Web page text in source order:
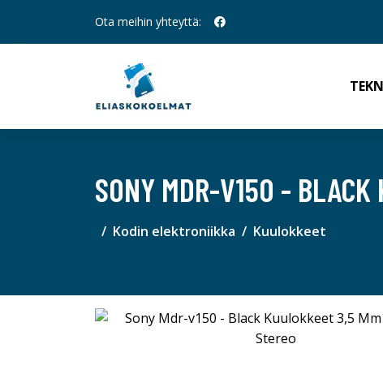
Ota meihin yhteyttä:
SONY MDR-V150 -
Kodin elektroniikka Kuulokkeet